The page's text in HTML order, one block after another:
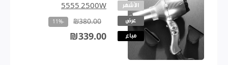
الأشهر
عرض
مباع
5555 2500W
₪380.00
-11%
₪339.00